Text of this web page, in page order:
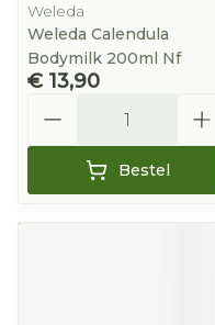
Weleda
Weleda Calendula
Bodymilk 200ml Nf
€ 13,90
Bestel